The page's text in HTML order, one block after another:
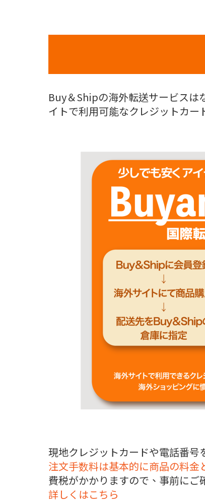
Buy＆Shipの海外転送サービスは
イトで利用可能なクレジットカ
現地クレジットカードや電話番
注文手数料は基本的に商品の料金
費税がかかりますので、事前にご
詳しくはこちら